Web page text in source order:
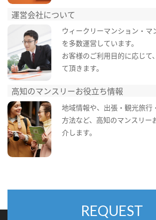
運営会社について
ウィークリーマンション・マ
を多数運営しています。
お客様のご利用目的に応じて
て頂きます。
高知のマンスリーお役立ち情報
地域情報や、出張・観光旅行
方法など、高知のマンスリー
介します。
REQUEST